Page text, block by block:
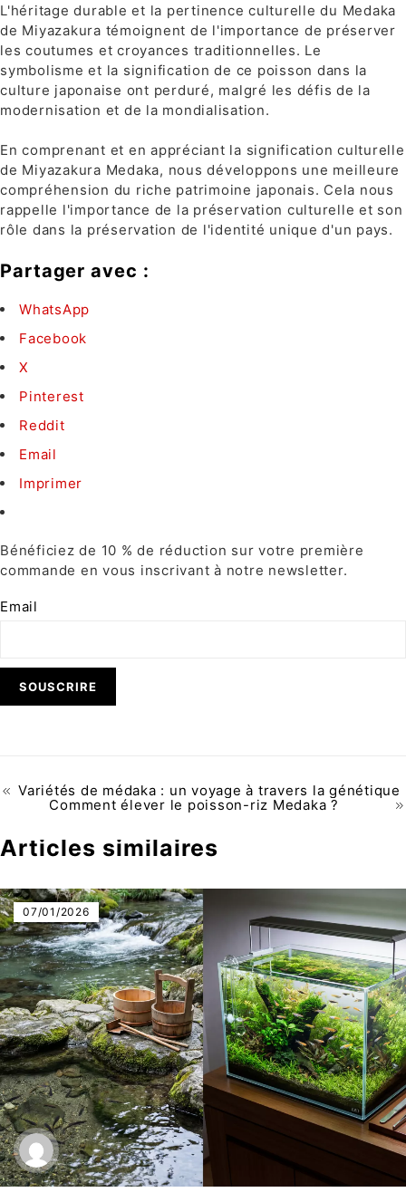
L'héritage durable et la pertinence culturelle du Medaka
de Miyazakura témoignent de l'importance de préserver
les coutumes et croyances traditionnelles. Le
symbolisme et la signification de ce poisson dans la
culture japonaise ont perduré, malgré les défis de la
modernisation et de la mondialisation.
En comprenant et en appréciant la signification culturelle
de Miyazakura Medaka, nous développons une meilleure
compréhension du riche patrimoine japonais. Cela nous
rappelle l'importance de la préservation culturelle et son
rôle dans la préservation de l'identité unique d'un pays.
Partager avec :
WhatsApp
Facebook
X
Pinterest
Reddit
Email
Imprimer
Bénéficiez de 10 % de réduction sur votre première
commande en vous inscrivant à notre newsletter.
Email
Variétés de médaka : un voyage à travers la génétique
Comment élever le poisson-riz Medaka ?
Articles similaires
07/01/2026